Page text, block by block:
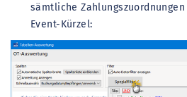
sämtliche
Event-Kürzel: